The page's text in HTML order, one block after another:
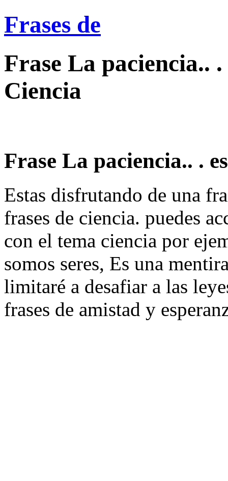
Frases de
Frase La paciencia..
Ciencia
Frase La paciencia.. .
Estas disfrutando de una
frases de ciencia. puedes
con el tema ciencia por
somos seres, Es una
limitaré a desafiar a las
frases de amistad y